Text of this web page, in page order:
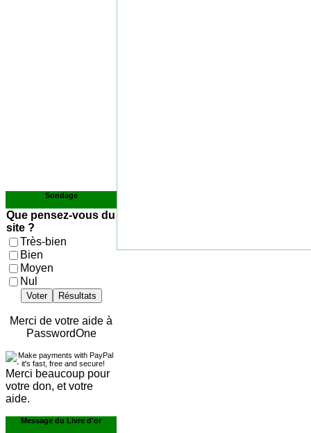
Sondage
Que pensez-vous du
site ?
Très-bien
Bien
Moyen
Nul
Voter Résultats
Merci de votre aide à
PasswordOne
Merci beaucoup pour
votre don, et votre
aide.
Message du Livre d'or